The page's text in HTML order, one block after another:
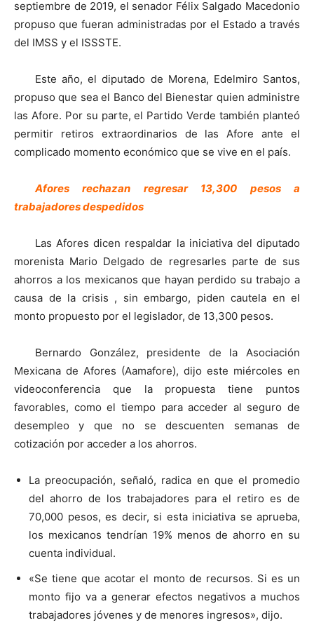
septiembre de 2019, el senador Félix Salgado Macedonio
propuso que fueran administradas por el Estado a través
del IMSS y el ISSSTE.
Este año, el diputado de Morena, Edelmiro Santos,
propuso que sea el Banco del Bienestar quien administre
las Afore. Por su parte, el Partido Verde también planteó
permitir retiros extraordinarios de las Afore ante el
complicado momento económico que se vive en el país.
Afores rechazan regresar 13,300 pesos a
trabajadores despedidos
Las Afores dicen respaldar la iniciativa del diputado
morenista Mario Delgado de regresarles parte de sus
ahorros a los mexicanos que hayan perdido su trabajo a
causa de la crisis , sin embargo, piden cautela en el
monto propuesto por el legislador, de 13,300 pesos.
Bernardo González, presidente de la Asociación
Mexicana de Afores (Aamafore), dijo este miércoles en
videoconferencia que la propuesta tiene puntos
favorables, como el tiempo para acceder al seguro de
desempleo y que no se descuenten semanas de
cotización por acceder a los ahorros.
La preocupación, señaló, radica en que el promedio
del ahorro de los trabajadores para el retiro es de
70,000 pesos, es decir, si esta iniciativa se aprueba,
los mexicanos tendrían 19% menos de ahorro en su
cuenta individual.
«Se tiene que acotar el monto de recursos. Si es un
monto fijo va a generar efectos negativos a muchos
trabajadores jóvenes y de menores ingresos», dijo.